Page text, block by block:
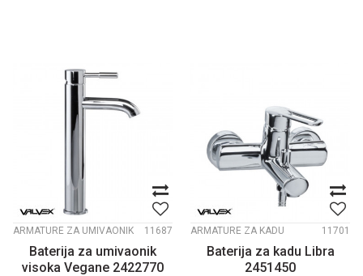
ARMATURE ZA UMIVAONIK 11687
Baterija za umivaonik
visoka Vegane 2422770
ARMATURE ZA KADU 11701
Baterija za kadu Libra
2451450